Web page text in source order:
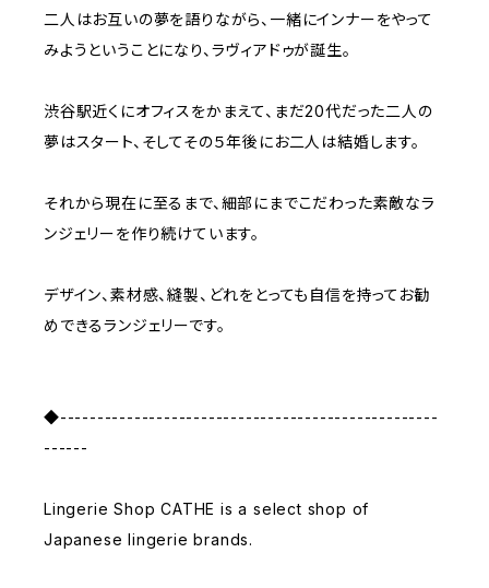
二人はお互いの夢を語りながら、一緒にインナーをやって
みようということになり、ラヴィアドゥが誕生。
渋谷駅近くにオフィスをかまえて、まだ20代だった二人の
夢はスタート、そしてその５年後にお二人は結婚します。
それから現在に至るまで、細部にまでこだわった素敵なラ
ンジェリーを作り続けています。
デザイン、素材感、縫製、どれをとっても自信を持ってお勧
めできるランジェリーです。
◆---------------------------------------------------
------
Lingerie Shop CATHE is a select shop of
Japanese lingerie brands.